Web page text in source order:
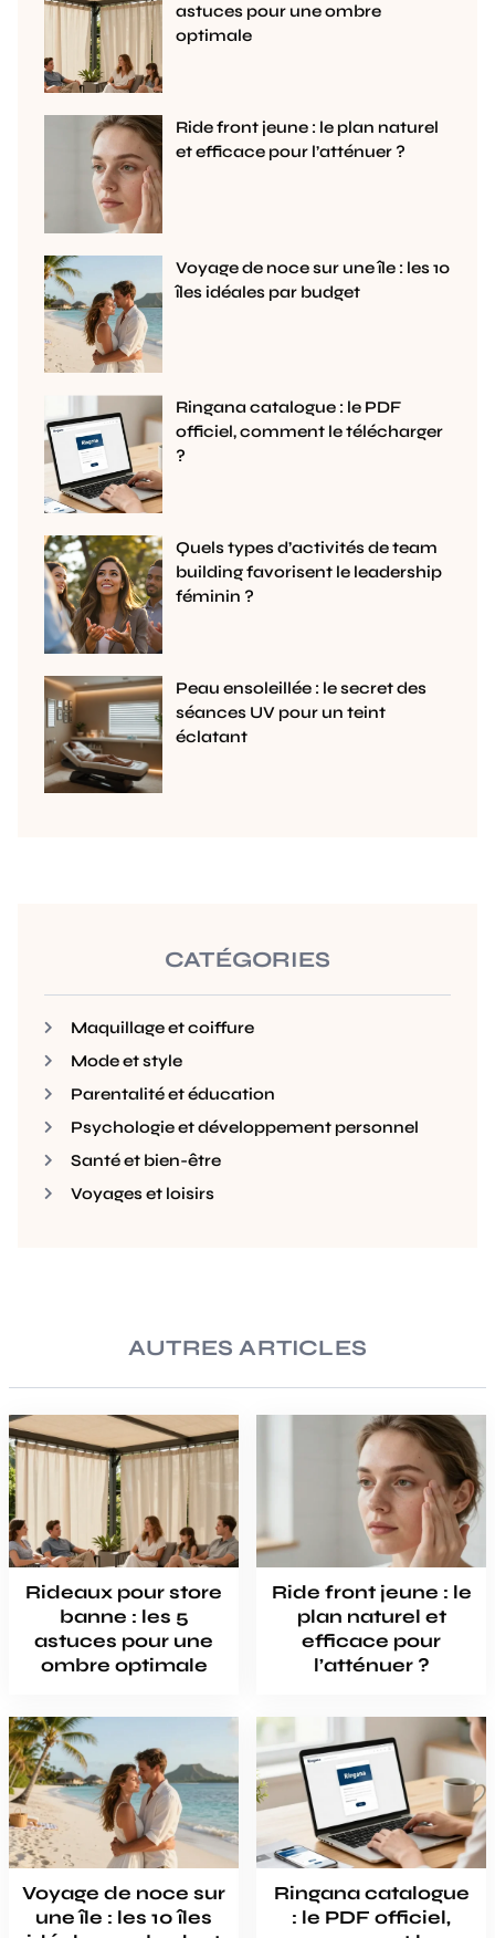
astuces pour une ombre
optimale
Ride front jeune : le plan naturel
et efficace pour l’atténuer ?
Voyage de noce sur une île : les 10
îles idéales par budget
Ringana catalogue : le PDF
officiel, comment le télécharger
?
Quels types d’activités de team
building favorisent le leadership
féminin ?
Peau ensoleillée : le secret des
séances UV pour un teint
éclatant
CATÉGORIES
Maquillage et coiffure
Mode et style
Parentalité et éducation
Psychologie et développement personnel
Santé et bien-être
Voyages et loisirs
AUTRES ARTICLES
Rideaux pour store
banne : les 5
astuces pour une
ombre optimale
Ride front jeune : le
plan naturel et
efficace pour
l’atténuer ?
Voyage de noce sur
une île : les 10 îles
Ringana catalogue
: le PDF officiel,